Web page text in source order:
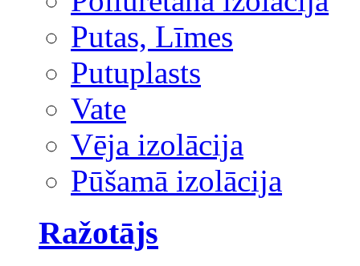
Putas, Līmes
Putuplasts
Vate
Vēja izolācija
Pūšamā izolācija
Ražotājs